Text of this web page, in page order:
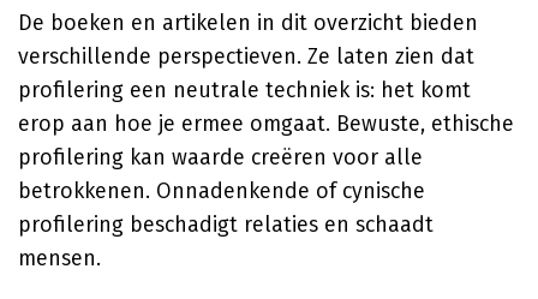
De boeken en artikelen in dit overzicht bieden
verschillende perspectieven. Ze laten zien dat
profilering een neutrale techniek is: het komt
erop aan hoe je ermee omgaat. Bewuste, ethische
profilering kan waarde creëren voor alle
betrokkenen. Onnadenkende of cynische
profilering beschadigt relaties en schaadt
mensen.